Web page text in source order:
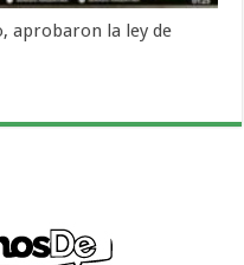
aprobaron la ley de